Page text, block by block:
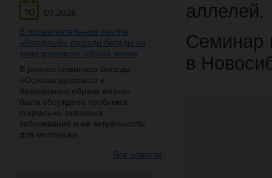
10
07.2026
В образовательном центре
«Лазурный» прошли беседы на
тему здорового образа жизни
В рамках семинара-беседы
«Основы здорового и
безопасного образа жизни»
была обсуждена проблема
социально значимых
заболеваний и её актуальность
для молодежи.
Все новости
аллелей.
Семинар
в